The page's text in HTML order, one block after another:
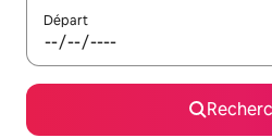
Départ